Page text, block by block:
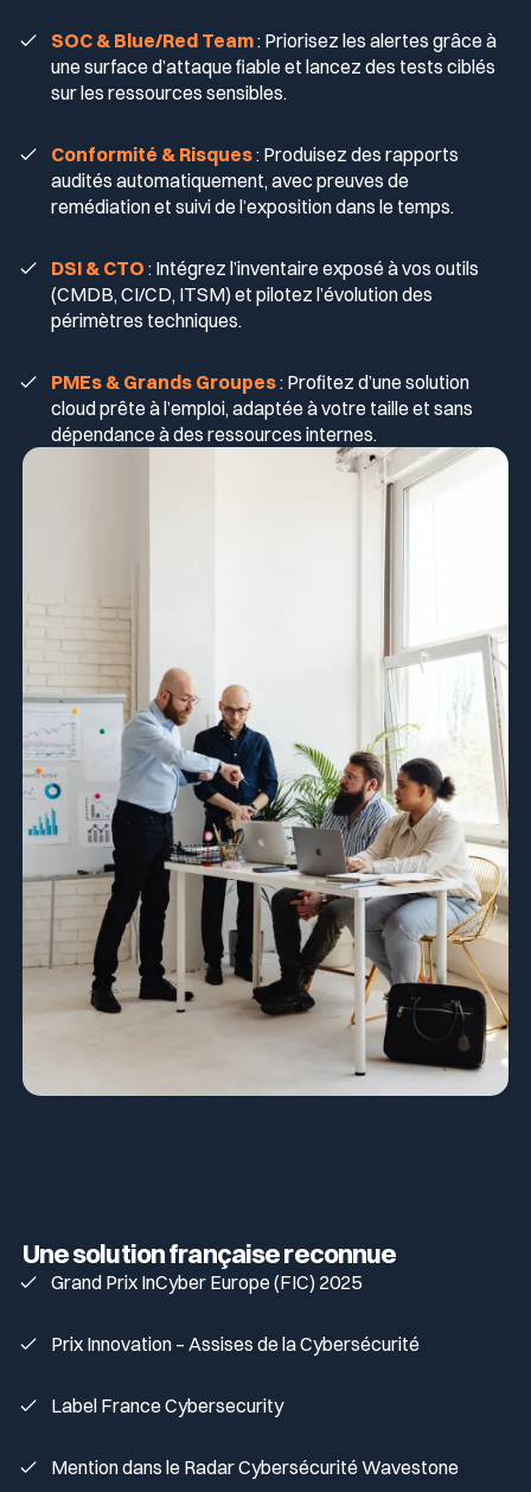
Support natif pour IPv4 (IPv6 bientôt disponible).
SOC & Blue/Red Team: Priorisez les alertes grâce à
une surface d’attaque fiable et lancez des tests ciblés
sur les ressources sensibles.
Conformité & Risques: Produisez des rapports
audités automatiquement, avec preuves de
remédiation et suivi de l’exposition dans le temps.
DSI & CTO : Intégrez l’inventaire exposé à vos outils
(CMDB, CI/CD, ITSM) et pilotez l’évolution des
périmètres techniques.
PMEs & Grands Groupes: Profitez d’une solution
cloud prête à l’emploi, adaptée à votre taille et sans
dépendance à des ressources internes.
Une solution française reconnue
Grand Prix InCyber Europe (FIC) 2025
Prix Innovation – Assises de la Cybersécurité
Label France Cybersecurity
Mention dans le Radar Cybersécurité Wavestone